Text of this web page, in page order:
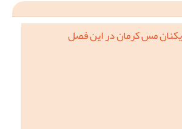
مس کرمان در این فصل